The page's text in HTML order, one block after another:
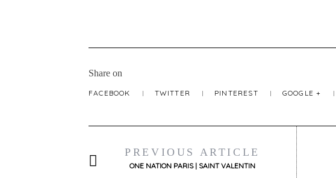
Share on
FACEBOOK TWITTER PINTEREST GOOGLE +
PREVIOUS ARTICLE
ONE NATION PARIS | SAINT VALENTIN